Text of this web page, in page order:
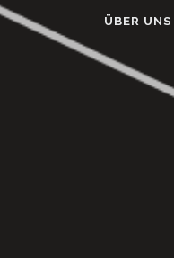
ÜBER UNS